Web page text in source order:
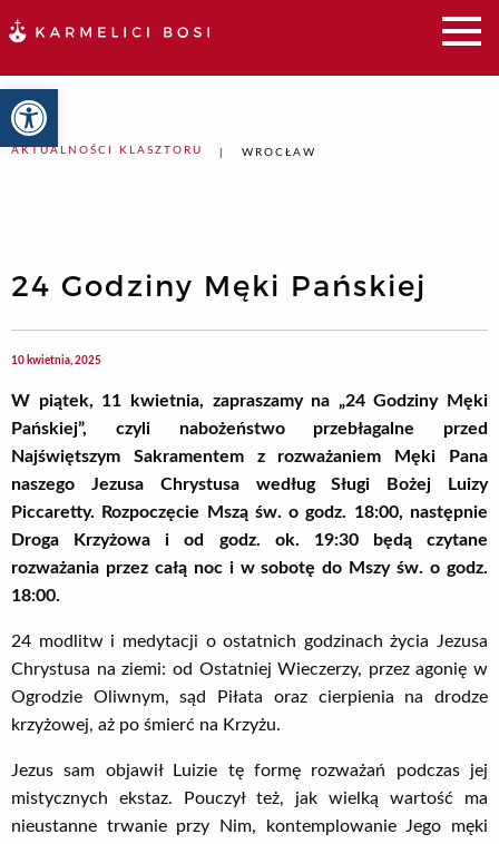
Otwórz pasek narzędzi
AKTUALNOŚCI KLASZTORU WROCŁAW
24 Godziny Męki Pańskiej
10 kwietnia, 2025
W piątek, 11 kwietnia, zapraszamy na „24 Godziny Męki
Pańskiej”, czyli nabożeństwo przebłagalne przed
Najświętszym Sakramentem z rozważaniem Męki Pana
naszego Jezusa Chrystusa według Sługi Bożej Luizy
Piccaretty.
Rozpoczęcie Mszą św. o godz. 18:00, następnie
Droga Krzyżowa i od godz. ok. 19:30 będą czytane
rozważania przez całą noc i w sobotę do Mszy św. o godz.
18:00.
24 modlitw i medytacji o ostatnich godzinach życia Jezusa
Chrystusa na ziemi: od Ostatniej Wieczerzy, przez agonię w
Ogrodzie Oliwnym, sąd Piłata oraz cierpienia na drodze
krzyżowej, aż po śmierć na Krzyżu.
Jezus sam objawił Luizie tę formę rozważań podczas jej
mistycznych ekstaz. Pouczył też, jak wielką wartość ma
nieustanne trwanie przy Nim, kontemplowanie Jego męki